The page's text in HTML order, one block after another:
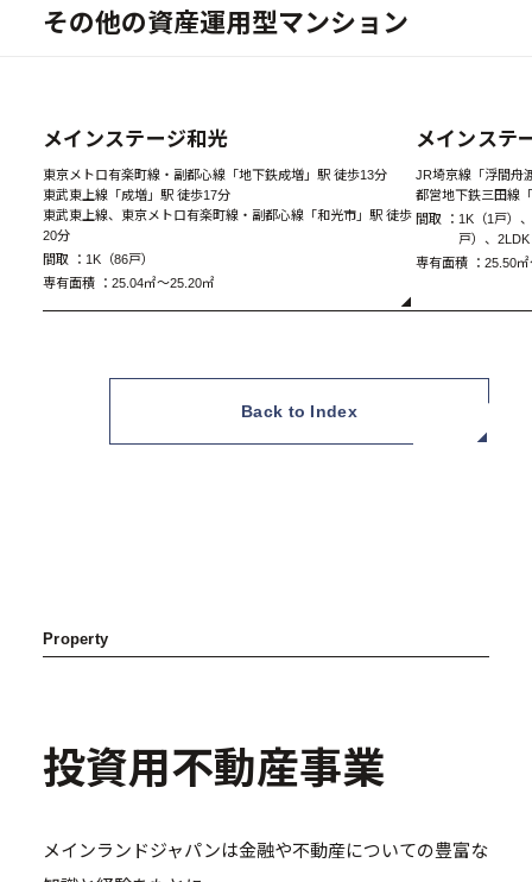
その他の資産運用型マンション
メインステージ和光
東京メトロ有楽町線・副都心線「地下鉄成増」駅 徒歩13分
東武東上線「成増」駅 徒歩17分
東武東上線、東京メトロ有楽町線・副都心線「和光市」駅 徒歩
20分
間取 ： 1K（86戸）
専有面積 ： 25.04㎡～25.20㎡
メインステ
JR埼京線「浮間舟
都営地下鉄三田線
間取 ： 1K（1戸）
戸）、
専有面積 ： 25.50
Back to Index
Property
投資用不動産事業
メインランドジャパンは金融や不動産についての豊富な
A Type 1K